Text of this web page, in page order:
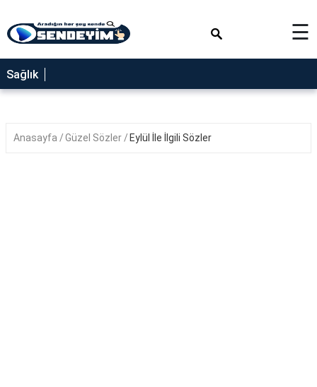
SAĞLIK
NEDİR
YEMEK
☰
Sağlık
Anasayfa Güzel Sözler Eylül İle İlgili Sözler